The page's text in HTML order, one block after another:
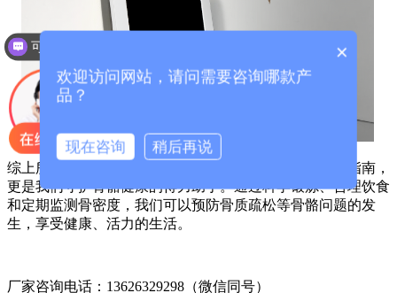
综上所述，
不仅是一种科学锻炼的指南，
更是我们守护骨骼健康的得力助手。通过科学锻炼、合理饮食
和定期监测骨密度，我们可以预防骨质疏松等骨骼问题的发
生，享受健康、活力的生活。
厂家咨询电话：13626329298（微信同号）
×
欢迎访问网站，请问需要咨询哪款产
品？
现在咨询 稍后再说